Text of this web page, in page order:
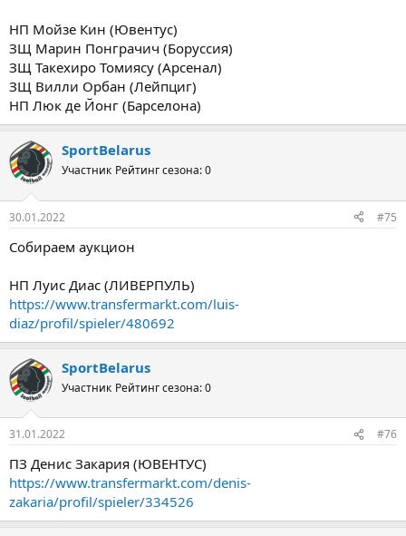
НП Мойзе Кин (Ювентус)
ЗЩ Марин Понграчич (Боруссия)
ЗЩ Такехиро Томиясу (Арсенал)
ЗЩ Вилли Орбан (Лейпциг)
НП Люк де Йонг (Барселона)
SportBelarus
Участник Рейтинг сезона: 0
30.01.2022 #75
Собираем аукцион
НП Луис Диас (ЛИВЕРПУЛЬ)
https://www.transfermarkt.com/luis-
diaz/profil/spieler/480692
SportBelarus
Участник Рейтинг сезона: 0
31.01.2022 #76
ПЗ Денис Закария (ЮВЕНТУС)
https://www.transfermarkt.com/denis-
zakaria/profil/spieler/334526